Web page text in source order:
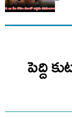
పెద్ది